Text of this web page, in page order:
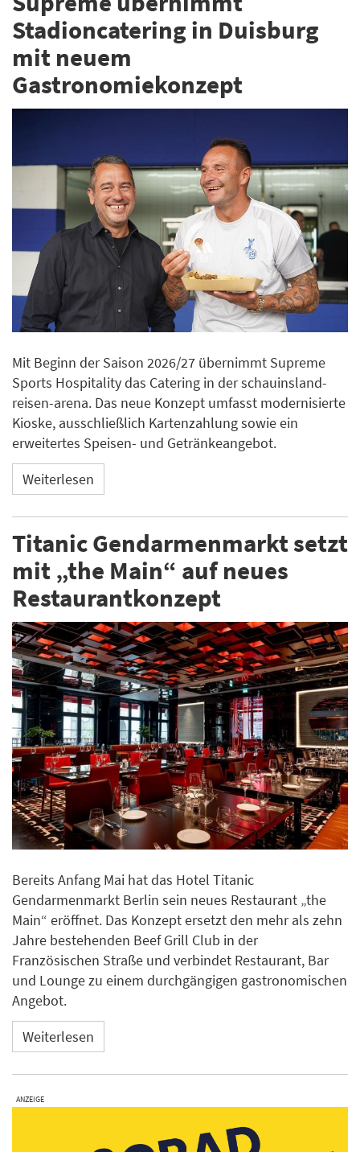
Stadioncatering in Duisburg
mit neuem
Gastronomiekonzept
Mit Beginn der Saison 2026/27 übernimmt Supreme
Sports Hospitality das Catering in der schauinsland-
reisen-arena. Das neue Konzept umfasst modernisierte
Kioske, ausschließlich Kartenzahlung sowie ein
erweitertes Speisen- und Getränkeangebot.
Weiterlesen
Titanic Gendarmenmarkt setzt
mit „the Main“ auf neues
Restaurantkonzept
Bereits Anfang Mai hat das Hotel Titanic
Gendarmenmarkt Berlin sein neues Restaurant „the
Main“ eröffnet. Das Konzept ersetzt den mehr als zehn
Jahre bestehenden Beef Grill Club in der
Französischen Straße und verbindet Restaurant, Bar
und Lounge zu einem durchgängigen gastronomischen
Angebot.
Weiterlesen
ANZEIGE